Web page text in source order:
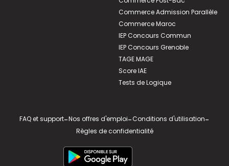
Commerce Admission Parallèle
Commerce Maroc
IEP Concours Commun
IEP Concours Grenoble
TAGE MAGE
Score IAE
Tests de Logique
FAQ et support-Nos offres d'emploi-Conditions d'utilisation-
Règles de confidentialité